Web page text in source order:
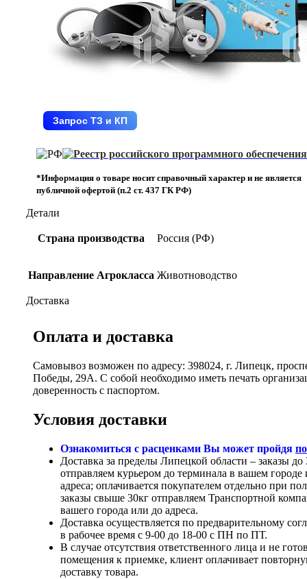
Запрос ТЗ и КП
*Информация о товаре носит справочный характер и не является
публичной офертой (п.2 ст. 437 ГК РФ)
Детали
Страна производства Россия (РФ)
Направление Агрокласса Животноводство
Доставка
Оплата и доставка
Самовывоз возможен по адресу: 398024, г. Липецк,
Победы, 29А. С собой необходимо иметь печать
доверенность с паспортом.
Условия доставки
Ознакомиться с расценками Вы может пройдя
Доставка за пределы Липецкой области – заказы до
отправляем курьером до терминала в вашем городе
адреса; оплачивается покупателем отдельно при
заказы свыше 30кг отправляем Транспортной
вашего города или до адреса.
Доставка осуществляется по предварительному
в рабочее время с 9-00 до 18-00 с ПН по ПТ.
В случае отсутствия ответственного лица и не
помещения к приемке, клиент оплачивает
доставку товара.